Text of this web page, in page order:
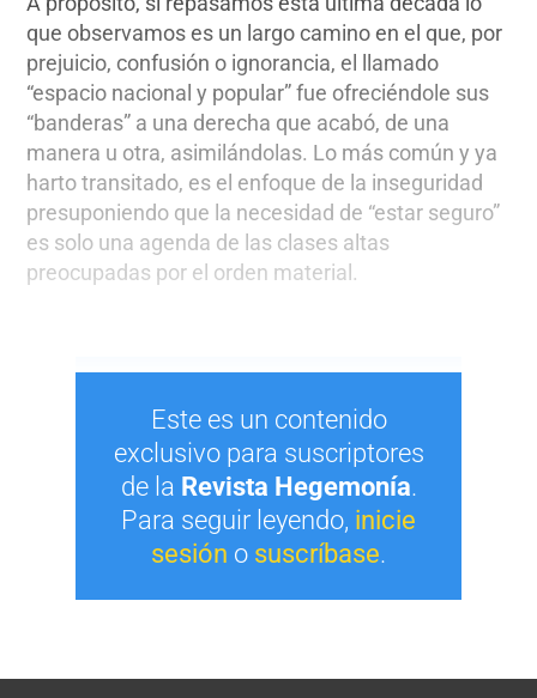
que observamos es un largo camino en el que, por
prejuicio, confusión o ignorancia, el llamado
“espacio nacional y popular” fue ofreciéndole sus
“banderas” a una derecha que acabó, de una
manera u otra, asimilándolas. Lo más común y ya
harto transitado, es el enfoque de la inseguridad
presuponiendo que la necesidad de “estar seguro”
es solo una agenda de las clases altas
preocupadas por el orden material.
Este es un contenido
exclusivo para suscriptores
de la Revista Hegemonía.
Para seguir leyendo, inicie
sesión o suscríbase.